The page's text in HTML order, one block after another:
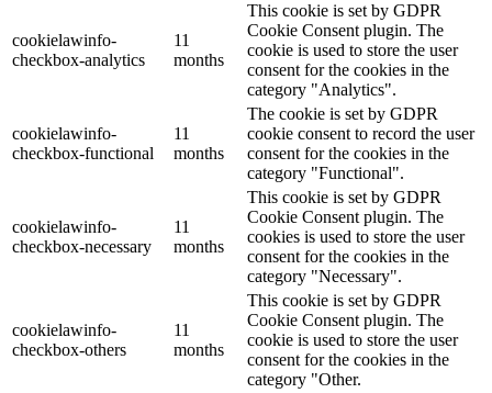
cookielawinfo-
checkbox-analytics
11
months
This cookie is set by GDPR
Cookie Consent plugin. The
cookie is used to store the user
consent for the cookies in the
category "Analytics".
cookielawinfo-
checkbox-functional
11
months
The cookie is set by GDPR
cookie consent to record the user
consent for the cookies in the
category "Functional".
cookielawinfo-
checkbox-necessary
11
months
This cookie is set by GDPR
Cookie Consent plugin. The
cookies is used to store the user
consent for the cookies in the
category "Necessary".
cookielawinfo-
checkbox-others
11
months
This cookie is set by GDPR
Cookie Consent plugin. The
cookie is used to store the user
consent for the cookies in the
category "Other.